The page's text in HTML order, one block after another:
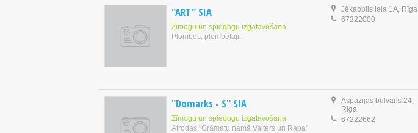
"ART" SIA
Zīmogu un spiedogu izgatavošana
Plombes, plombētāji.
Jēkabpils iela 1A, Rīga
67222000
"Domarks - S" SIA
Zīmogu un spiedogu izgatavošana
Atrodas "Grāmatu namā Valters un Rapa"
Aspazijas bulvāris 24,
Rīga
67222662